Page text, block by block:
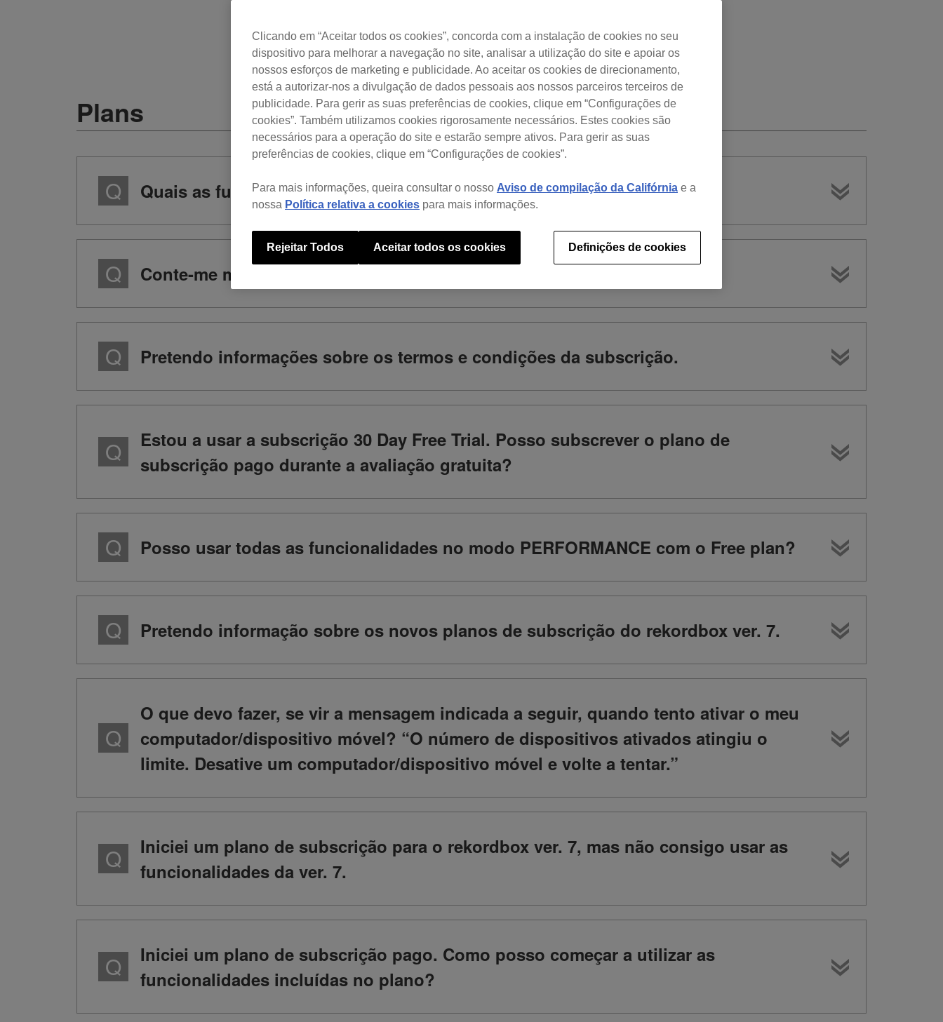
Com que precisa de ajuda?
Plans
Quais as funcionalidades disponíveis em cada plano de subscrição?
Conte-me mais sobre o período experimental de avaliação da versão 7.
Pretendo informações sobre os termos e condições da subscrição.
Estou a usar a subscrição 30 Day Free Trial. Posso subscrever o plano de
subscrição pago durante a avaliação gratuita?
Posso usar todas as funcionalidades no modo PERFORMANCE com o Free plan?
Pretendo informação sobre os novos planos de subscrição do rekordbox ver. 7.
O que devo fazer, se vir a mensagem indicada a seguir, quando tento ativar o meu
computador/dispositivo móvel? “O número de dispositivos ativados atingiu o
limite. Desative um computador/dispositivo móvel e volte a tentar.”
Iniciei um plano de subscrição para o rekordbox ver. 7, mas não consigo usar as
funcionalidades da ver. 7.
Iniciei um plano de subscrição pago. Como posso começar a utilizar as
funcionalidades incluídas no plano?
Clicando em “Aceitar todos os cookies”, concorda com a instalação de cookies no seu
dispositivo para melhorar a navegação no site, analisar a utilização do site e apoiar os
nossos esforços de marketing e publicidade. Ao aceitar os cookies de direcionamento,
está a autorizar-nos a divulgação de dados pessoais aos nossos parceiros terceiros de
publicidade. Para gerir as suas preferências de cookies, clique em “Configurações de
cookies”. Também utilizamos cookies rigorosamente necessários. Estes cookies são
necessários para a operação do site e estarão sempre ativos. Para gerir as suas
preferências de cookies, clique em “Configurações de cookies”.
Para mais informações, queira consultar o nosso Aviso de compilação da Califórnia e a
nossa Política relativa a cookies para mais informações.
Definições de cookies
Rejeitar Todos Aceitar todos os cookies